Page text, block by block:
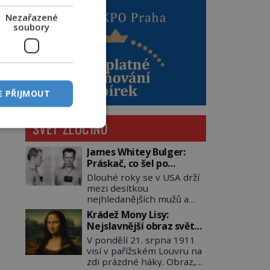
SVĚT ZLOČINU
James Whitey Bulger:
Práskač, co šel po
práskačích
Dlouhé roky se v USA drží
mezi desítkou
nejhledanějších mužů a
dopracuje to až na číslo
dvě – hned po Usámovi bin
Ládinovi (1957–2011). To je
James „Whitey“ Bulger
(1929–2018) viněný ze
spoluúčasti na 19
Krádež Mony Lisy:
Nejslavnější obraz světa
zůstane dva roky
nezvěstný
V pondělí 21. srpna 1911
visí v pařížském Louvru na
zdi prázdné háky. Obraz,
Nezařazené
soubory
PŘIJMOUT